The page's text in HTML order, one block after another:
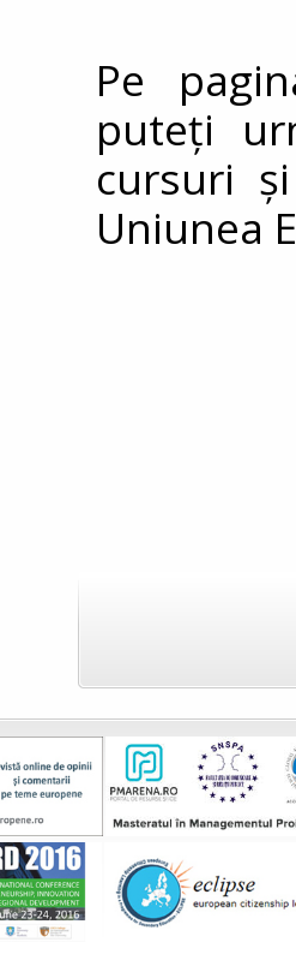
Pe
puteți
cursuri
Uniunea